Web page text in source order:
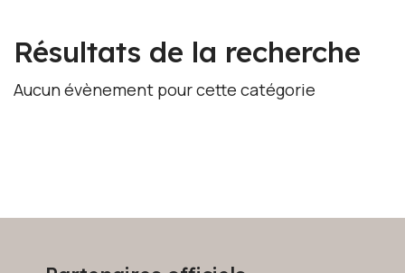
Résultats de la recherche
Aucun évènement pour cette catégorie